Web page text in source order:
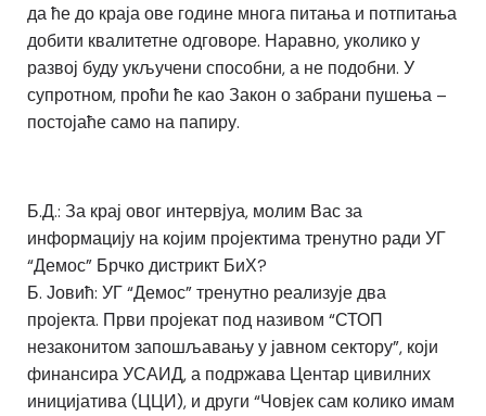
да ће до краја ове године многа питања и потпитања
добити квалитетне одговоре. Наравно, уколико у
развој буду укључени способни, а не подобни. У
супротном, проћи ће као Закон о забрани пушења –
постојаће само на папиру.
Б.Д.: За крај овог интервјуа, молим Вас за
информацију на којим пројектима тренутно ради УГ
“Демос” Брчко дистрикт БиХ?
Б. Јовић: УГ “Демос” тренутно реализује два
пројекта. Први пројекат под називом “СТОП
незаконитом запошљавању у јавном сектору”, који
финансира УСАИД, а подржава Центар цивилних
иницијатива (ЦЦИ), и други “Човјек сам колико имам